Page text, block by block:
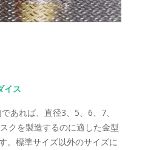
イス
あれば、直径3、5、6、7、
クを製造するのに適した金型
。標準サイズ以外のサイズに